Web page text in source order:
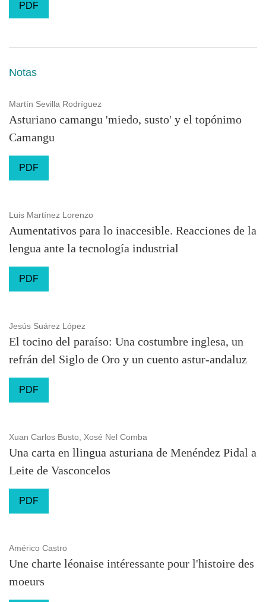
PDF
Notas
Martín Sevilla Rodríguez
Asturiano camangu 'miedo, susto' y el topónimo
Camangu
PDF
Luis Martínez Lorenzo
Aumentativos para lo inaccesible. Reacciones de la
lengua ante la tecnología industrial
PDF
Jesús Suárez López
El tocino del paraíso: Una costumbre inglesa, un
refrán del Siglo de Oro y un cuento astur-andaluz
PDF
Xuan Carlos Busto, Xosé Nel Comba
Una carta en llingua asturiana de Menéndez Pidal a
Leite de Vasconcelos
PDF
Américo Castro
Une charte léonaise intéressante pour l'histoire des
moeurs